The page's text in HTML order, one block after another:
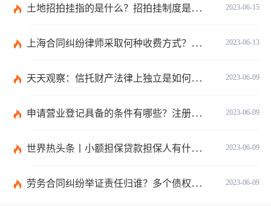
2023-06-15
土地招拍挂指的是什么？招拍挂制度是什么？
2023-06-13
上海合同纠纷律师采取何种收费方式？经济纠纷律师采取何种收费方式？
2023-06-09
天天观察：信托财产法律上独立是如何理解的？财产权信托的优点有什么？
2023-06-09
申请营业登记具备的条件有哪些？注册公司需要准备哪些材料？
2023-06-09
世界热头条丨小额担保贷款担保人有什么责任？保证合同应当有哪些内容？
2023-06-09
劳务合同纠纷举证责任归谁？多个债权人的债权种类不同的如何清偿？ 全球热头条